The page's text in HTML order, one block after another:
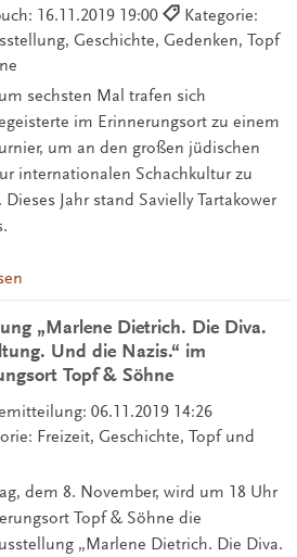
16.11.2019 19:00
Kategorie:
Geschichte, Gedenken, Topf
sechsten Mal trafen sich
im Erinnerungsort zu einem
um an den großen jüdischen
internationalen Schachkultur zu
Jahr stand Savielly Tartakower
„Marlene Dietrich. Die Diva.
Und die Nazis.“ im
Topf & Söhne
06.11.2019 14:26
Freizeit, Geschichte, Topf und
dem 8. November, wird um 18 Uhr
Topf & Söhne die
„Marlene Dietrich. Die Diva.